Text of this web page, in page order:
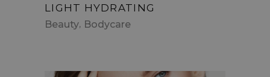
LIGHT HYDRATING
Beauty Bodycare